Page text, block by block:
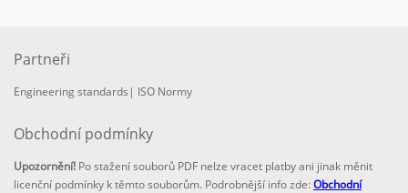
Partneři
Engineering standards | ISO Normy
Obchodní podmínky
Upozornění! Po stažení souborů PDF nelze vracet platby ani jinak měnit
licenční podmínky k těmto souborům. Podrobnější info zde:Obchodní